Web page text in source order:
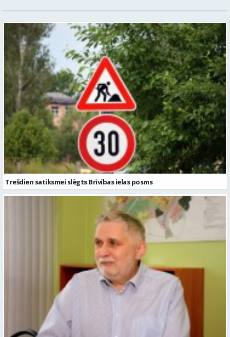
Trešdien satiksmei slēgts Brīvības ielas posms
Aivars Sirmais: Ziemeļvidzemē atkritumu apsaimniekošanas sistēma